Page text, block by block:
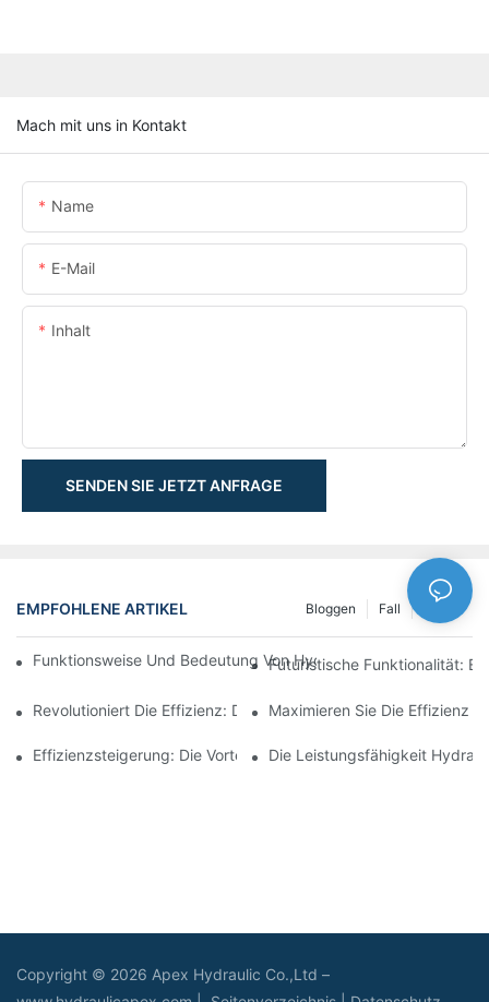
Mach mit uns in Kontakt
Name
E-Mail
Inhalt
SENDEN SIE JETZT ANFRAGE
EMPFOHLENE ARTIKEL NEWS
Fall
Bloggen
Funktionsweise Und Bedeutung Von Hydraulikzylindern Mit
Futuristische Funktionalität:
Revolutioniert Die Effizienz: Der Elektrische Teleskopzylinder
Maximieren Sie Die Effizienz
Effizienzsteigerung: Die Vorteile Eines 4-Stufigen Teleskop-
Die Leistungsfähigkeit
Copyright © 2026 Apex Hydraulic Co.,Ltd –